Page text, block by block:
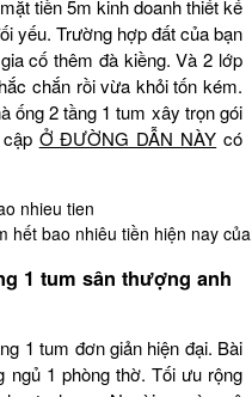
tiền 5m kinh doanh thiết kế
yếu. Trường hợp đất của bạn
cố thêm đà kiềng. Và 2 lớp
chắn rồi vừa khỏi tốn kém.
ống 2 tầng 1 tum xây trọn gói
Ở ĐƯỜNG DẪN NÀY có
hết bao nhiêu tiền hiện nay
1 tum sân thượng anh
1 tum đơn giản hiện đại. Bài
ngủ 1 phòng thờ. Tối ưu rộng